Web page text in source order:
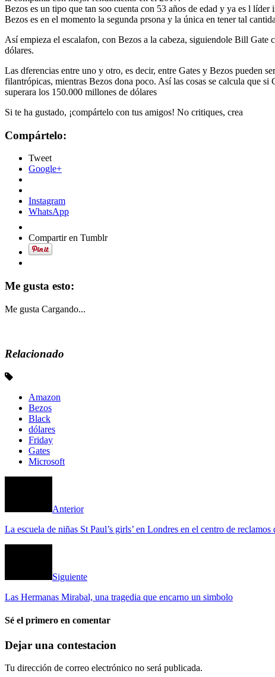
Bezos es un tipo que tan soo cuenta con 53 años de edad y ya es l
Bezos es en el momento la segunda prsona y la única en tener tal
Así empieza el escalafon, con Bezos a la cabeza, siguiendole Bill
dólares.
Las dferencias entre uno y otro, es decir, entre Gates y Bezos pueden
filantrópicas, mientras Bezos dona poco. Así las cosas se calcula que
superara los 150.000 millones de dólares
Si te ha gustado, ¡compártelo con tus amigos! No critiques, crea
Compártelo:
Tweet
Google+
Instagram
WhatsApp
Compartir en Tumblr
Me gusta esto:
Me gusta Cargando...
Relacionado
Amazon
Bezos
Black
dólares
Friday
Gates
Microsoft
Anterior
La escuela de niñas St Paul’s girls’ en Londres en el centro de reclamos
Siguiente
Las Hermanas Mirabal, una tragedia que encarno un simbolo
Sé el primero en comentar
Dejar una contestacion
Tu dirección de correo electrónico no será publicada.